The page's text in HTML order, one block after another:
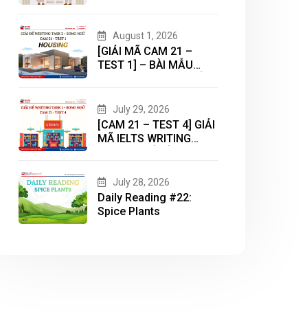
August 1, 2026
[GIẢI MÃ CAM 21 –
TEST 1] – BÀI MẪU
July 29, 2026
[CAM 21 – TEST 4] GIẢI
MÃ IELTS WRITING
July 28, 2026
Daily Reading #22:
Spice Plants